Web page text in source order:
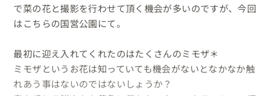
で菜の花と撮影を行わせて頂く機会が多いのですが、今回
はこちらの国営公園にて。
最初に迎え入れてくれたのはたくさんのミモザ＊
ミモザというお花は知っていても機会がないとなかなか触
れあう事はないのではないしょうか？